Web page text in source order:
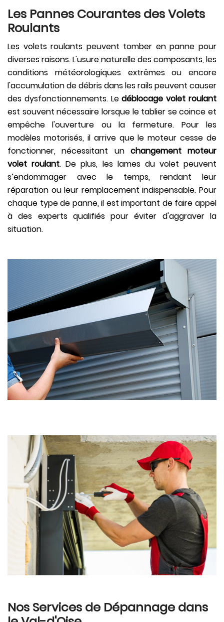
Les Pannes Courantes des Volets
Roulants
Les volets roulants peuvent tomber en panne pour
diverses raisons. L'usure naturelle des composants, les
conditions météorologiques extrêmes ou encore
l'accumulation de débris dans les rails peuvent causer
des dysfonctionnements. Ledéblocage volet roulant
est souvent nécessaire lorsque le tablier se coince et
empêche l'ouverture ou la fermeture. Pour les
modèles motorisés, il arrive que le moteur cesse de
fonctionner, nécessitant un changement moteur
volet roulant. De plus, les lames du volet peuvent
s’endommager avec le temps, rendant leur
réparation ou leur remplacement indispensable. Pour
chaque type de panne, il est important de faire appel
à des experts qualifiés pour éviter d'aggraver la
situation.
Nos Services de Dépannage dans